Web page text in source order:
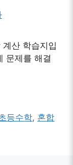
산 학습지입
문제를 해결
등수학, 혼합